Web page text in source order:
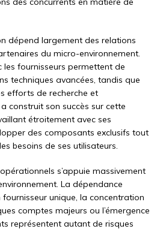
dépend largement des relations
du micro-environnement.
les fournisseurs permettent de
techniques avancées, tandis que
efforts de recherche et
construit son succès sur cette
étroitement avec ses
des composants exclusifs tout
besoins de ses utilisateurs.
s’appuie massivement
La dépendance
fournisseur unique, la concentration
comptes majeurs ou l’émergence
représentent autant de risques